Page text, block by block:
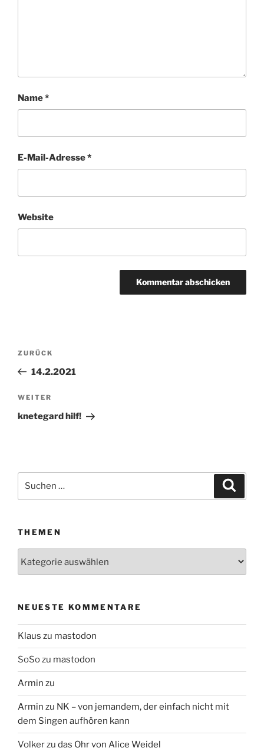
Name*
E-Mail-Adresse*
Website
Beitragsnavigation
Vorheriger
Beitrag
ZURÜCK
14.2.2021
Nächster
Beitrag
WEITER
knetegard hilf!
Suchen
THEMEN
NEUESTE KOMMENTARE
Klaus zu mastodon
SoSozu mastodon
Armin zu
Armin zu NK – von jemandem, der einfach nicht mit
dem Singen aufhören kann
Volkerzu das Ohr von Alice Weidel